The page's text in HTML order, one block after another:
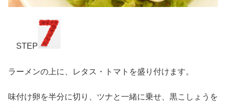
STEP
ラーメンの上に、レタス・トマトを盛り付けます。
味付け卵を半分に切り、ツナと一緒に乗せ、黒こしょうを